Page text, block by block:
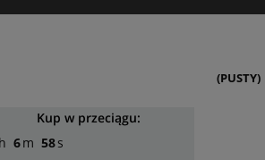
(PUSTY)
Kup w przeciągu:
6 58